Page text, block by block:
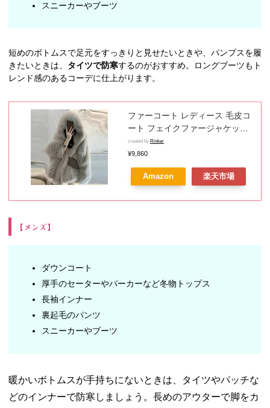
スニーカーやブーツ
短めのボトムスで足元をすっきりと見せたいときや、パンプスを履
きたいときは、 タイツで防寒するのがおすすめ。ロングブーツもト
レンド感のあるコーデに仕上がります。
ファーコート レディース 毛皮コ
ート フェイクファージャケット
厚手 防寒 もこもこ ショート丈
アウター カジュアル フード付き
おしゃれ 暖かい 秋冬 ゆったり
体型カバー
created by Rinker
¥9,860
Amazon 楽天市場
【メンズ】
ダウンコート
厚手のセーターやパーカーなど冬物トップス
長袖インナー
裏起毛のパンツ
スニーカーやブーツ
暖かいボトムスが手持ちにないときは、タイツやパッチな
どのインナーで防寒しましょう。長めのアウターで脚をカ